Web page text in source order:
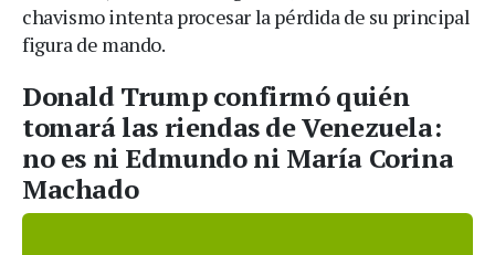
chavismo intenta procesar la pérdida de su principal
figura de mando.
Donald Trump confirmó quién
tomará las riendas de Venezuela:
no es ni Edmundo ni María Corina
Machado